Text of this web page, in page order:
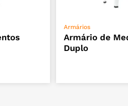
Armários
Armário de
Duplo